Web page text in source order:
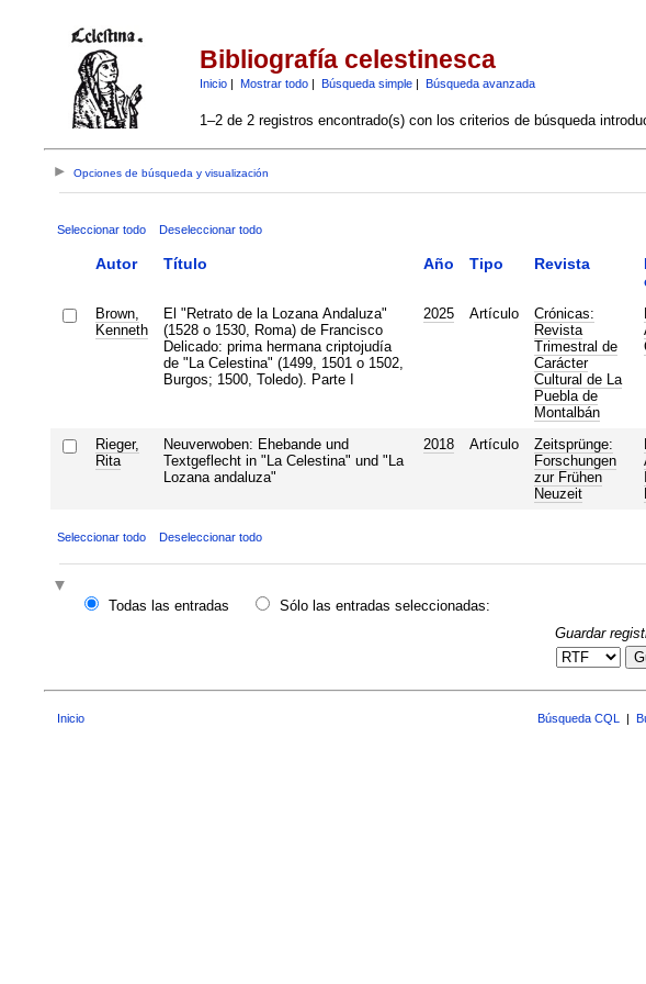
Bibliografía celestinesca
Inicio| Mostrar todo| Búsqueda simple| Búsqueda avanzada
1–2 de 2 registros encontrado(s) con los criterios de búsqueda
Opciones de búsqueda y visualización
Seleccionar todo Deseleccionar todo
Autor Título Año Tipo Revista
Brown,
Kenneth
El "Retrato de la Lozana Andaluza"
(1528 o 1530, Roma) de Francisco
Delicado: prima hermana criptojudía
de "La Celestina" (1499, 1501 o 1502,
Burgos; 1500, Toledo). Parte I
2025 Artículo
Crónicas:
Revista
Trimestral de
Carácter
Cultural de La
Puebla de
Montalbán
Rieger,
Rita
Neuverwoben: Ehebande und
Textgeflecht in "La Celestina" und "La
Lozana andaluza"
2018 Artículo
Zeitsprünge:
Forschungen
zur Frühen
Neuzeit
Seleccionar todo Deseleccionar todo
Todas las entradas
Sólo las entradas seleccionadas:
Guardar
Inicio Búsqueda CQL